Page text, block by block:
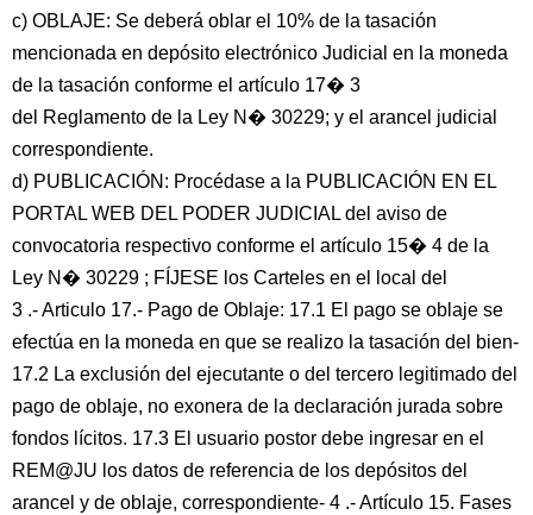
c) OBLAJE: Se deberá oblar el 10% de la tasación
mencionada en depósito electrónico Judicial en la moneda
de la tasación conforme el artículo 17� 3
del Reglamento de la Ley N� 30229; y el arancel judicial
correspondiente.
d) PUBLICACIÓN: Procédase a la PUBLICACIÓN EN EL
PORTAL WEB DEL PODER JUDICIAL del aviso de
convocatoria respectivo conforme el artículo 15� 4 de la
Ley N� 30229 ; FÍJESE los Carteles en el local del
3 .- Articulo 17.- Pago de Oblaje: 17.1 El pago se oblaje se
efectúa en la moneda en que se realizo la tasación del bien-
17.2 La exclusión del ejecutante o del tercero legitimado del
pago de oblaje, no exonera de la declaración jurada sobre
fondos lícitos. 17.3 El usuario postor debe ingresar en el
REM@JU los datos de referencia de los depósitos del
arancel y de oblaje, correspondiente- 4 .- Artículo 15. Fases